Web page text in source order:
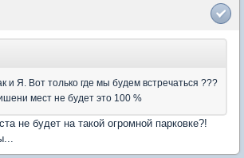
и Я. Вот только где мы будем встречаться ???
мест не будет это 100 %
не будет на такой огромной парковке?!